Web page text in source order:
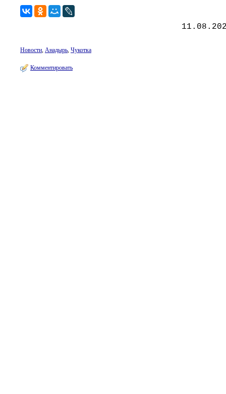
Новости, Анадырь, Чукотка
Комментировать